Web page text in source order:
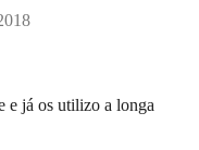
e já os utilizo a longa